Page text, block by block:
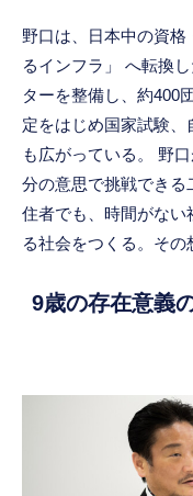
野口は、日本中の資
るインフラ」 へ転換
ターを整備し、約400
定をはじめ国家試験
も広がっている。 野
分の意思で挑戦できる
住者でも、時間がない
る社会をつくる。その
9歳の存在意義